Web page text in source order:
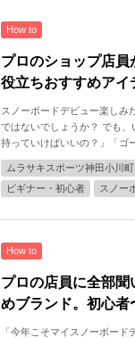
How to
プロのショップ店
役立ちおすすめアイ
スノーボードデビュー楽しみ
ではないでしょうか？ でも
持っていけばいいの？」「ゴ
ムラサキスポーツ神田小川
ビギナー・初心者
スノー
How to
プロの店員に全部
めブランド。初心者
「今年こそマイスノーボード